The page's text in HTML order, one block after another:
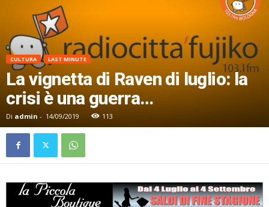
CULTURA LAST MINUTE
La vignetta di Raven di luglio: la
crisi è una guerra…
Di admin - 14/09/2019 113